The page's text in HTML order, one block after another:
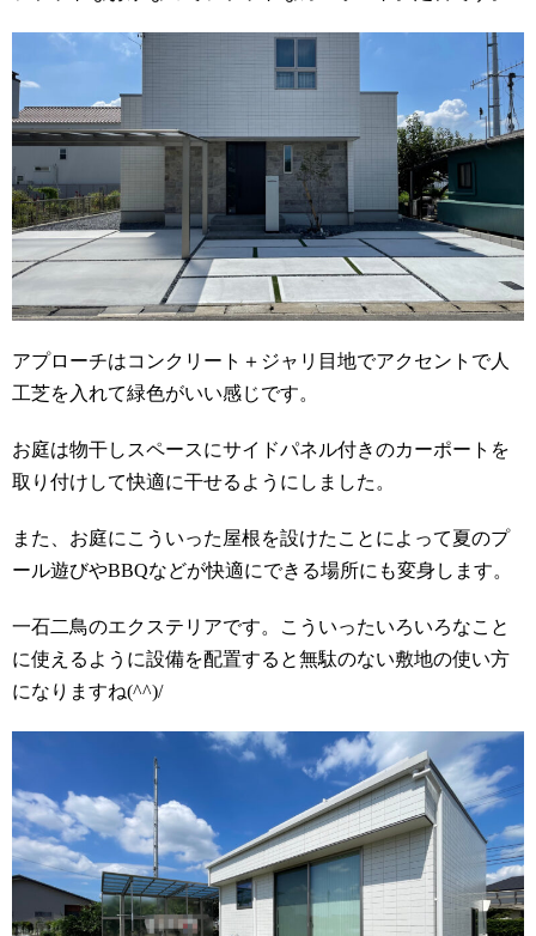
アプローチはコンクリート＋ジャリ目地でアクセントで人
工芝を入れて緑色がいい感じです。
お庭は物干しスペースにサイドパネル付きのカーポートを
取り付けして快適に干せるようにしました。
また、お庭にこういった屋根を設けたことによって夏のプ
ール遊びやBBQなどが快適にできる場所にも変身します。
一石二鳥のエクステリアです。こういったいろいろなこと
に使えるように設備を配置すると無駄のない敷地の使い方
になりますね(^^)/